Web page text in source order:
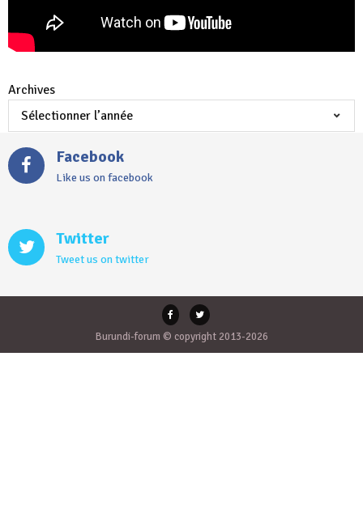
Archives
Facebook
Like us on facebook
Twitter
Tweet us on twitter
Burundi-forum © copyright 2013-2026